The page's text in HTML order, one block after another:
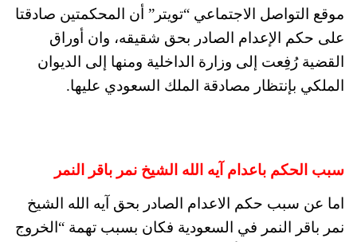
موقع التواصل الاجتماعي “تويتر” أن المحكمتين صادقتا
على حكم الإعدام الصادر بحق شقيقه، وان أوراق
القضية رُفِعت إلى وزارة الداخلية ومنها إلى الديوان
الملكي بإنتظار مصادقة الملك السعودي عليها.
سبب الحكم باعدام آيه الله الشيخ نمر باقر النمر
اما عن سبب حكم الاعدام الصادر بحق آيه الله الشيخ
نمر باقر النمر في السعودية فكان بسبب تهمة “الخروج